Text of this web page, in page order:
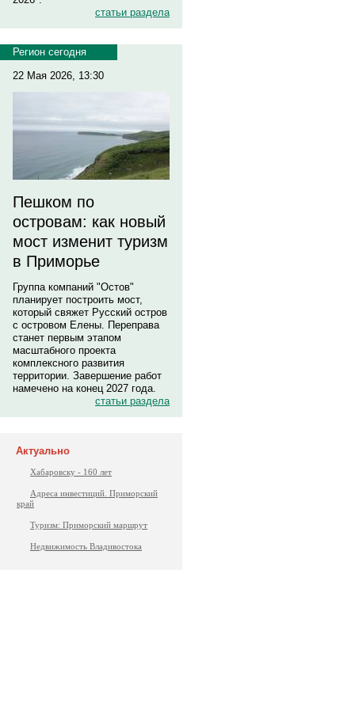
статьи раздела
Регион сегодня
22 Мая 2026, 13:30
Пешком по
островам: как новый
мост изменит туризм
в Приморье
Группа компаний "Остов"
планирует построить мост,
который свяжет Русский остров
с островом Елены. Переправа
станет первым этапом
масштабного проекта
комплексного развития
территории. Завершение работ
намечено на конец 2027 года.
статьи раздела
Актуально
Хабаровску - 160 лет
Адреса инвестиций. Приморский
край
Туризм: Приморский маршрут
Недвижимость Владивостока